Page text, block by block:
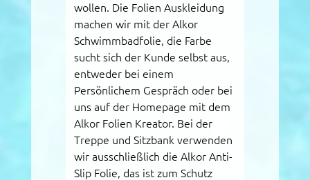
wollen. Die Folien Auskleidung
machen wir mit der Alkor
Schwimmbadfolie, die Farbe
sucht sich der Kunde selbst aus,
entweder bei einem
Persönlichem Gespräch oder bei
uns auf der Homepage mit dem
Alkor Folien Kreator. Bei der
Treppe und Sitzbank verwenden
wir ausschließlich die Alkor Anti-
Slip Folie, das ist zum Schutz